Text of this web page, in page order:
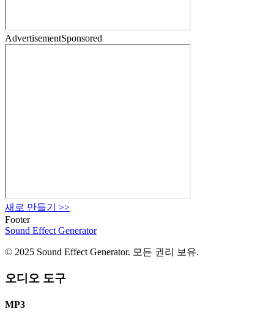
AdvertisementSponsored
새로 만들기
>>
Footer
Sound Effect Generator
© 2025 Sound Effect Generator. 모든 권리 보유.
오디오 도구
MP3